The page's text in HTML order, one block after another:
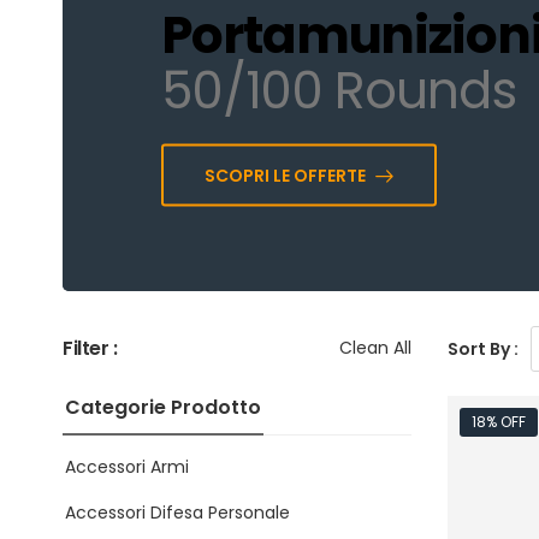
50/100 Rounds
SCOPRI LE OFFERTE
Filter : Clean All
Categorie Prodotto
Accessori Armi
Accessori Difesa Personale
Sort By :
18% OFF